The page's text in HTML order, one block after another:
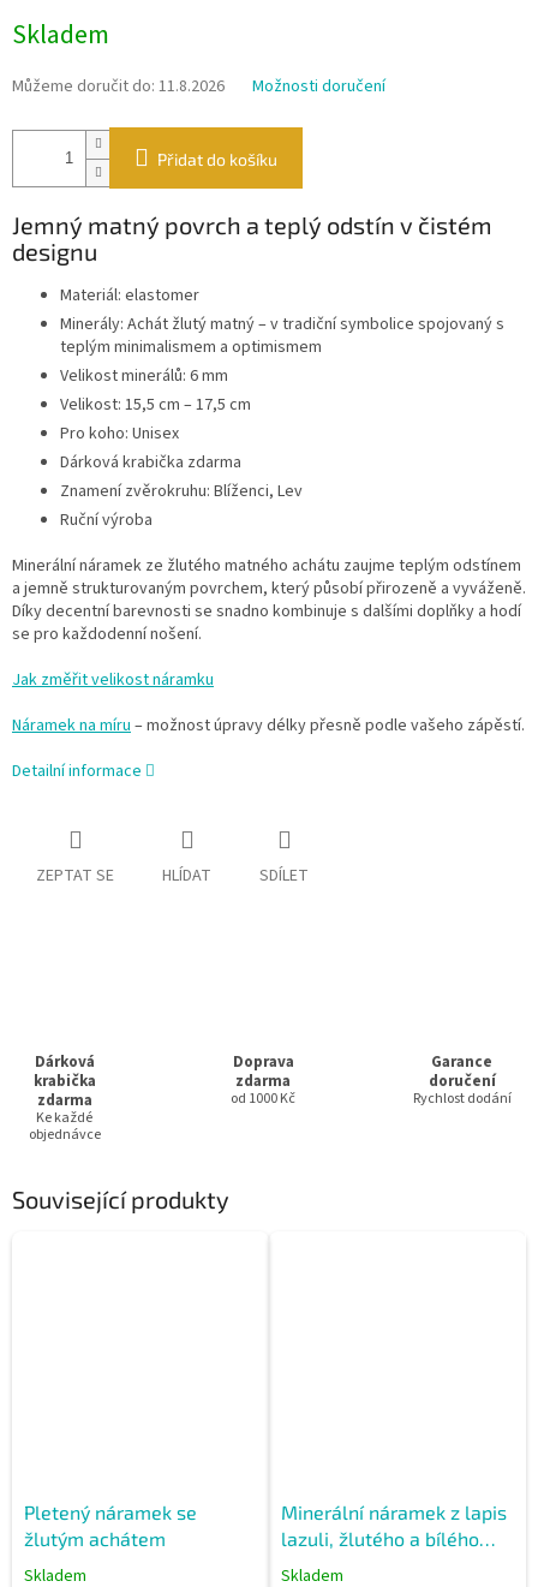
cena:
Skladem
Můžeme doručit do: 11.8.2026 Možnosti doručení
Přidat do košíku
Jemný matný povrch a teplý odstín v čistém
designu
Materiál: elastomer
Minerály: Achát žlutý matný – v tradiční symbolice spojovaný s
teplým minimalismem a optimismem
Velikost minerálů: 6 mm
Velikost: 15,5 cm – 17,5 cm
Pro koho: Unisex
Dárková krabička zdarma
Znamení zvěrokruhu: Blíženci, Lev
Ruční výroba
Minerální náramek ze žlutého matného achátu zaujme teplým odstínem
a jemně strukturovaným povrchem, který působí přirozeně a vyváženě.
Díky decentní barevnosti se snadno kombinuje s dalšími doplňky a hodí
se pro každodenní nošení.
Jak změřit velikost náramku
Náramek na míru – možnost úpravy délky přesně podle vašeho zápěstí.
Detailní informace
ZEPTAT SE HLÍDAT SDÍLET
Dárková
krabička
zdarma
Ke každé
objednávce
Doprava
zdarma
od 1000 Kč
Garance
doručení
Rychlost dodání
Související produkty
Pletený náramek se
žlutým achátem
Skladem
Minerální náramek z lapis
lazuli, žlutého a bílého
achátu
Skladem